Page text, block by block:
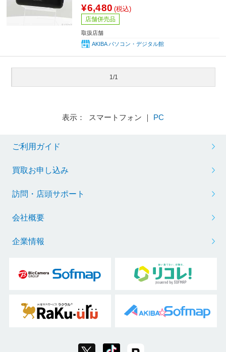
¥6,480 (税込)
店舗併売品
取扱店舗
AKIBA パソコン・デジタル館
1/1
表示： スマートフォン ｜ PC
ご利用ガイド
買取お申し込み
訪問・店頭サポート
会社概要
企業情報